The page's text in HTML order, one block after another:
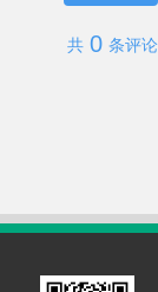
共 0 条评论